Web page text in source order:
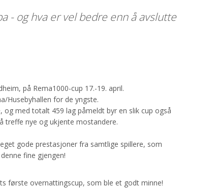
- og hva er vel bedre enn å avslutte
på Rema1000-cup 17.-19. april.
Husebyhallen for de yngste.
med totalt 459 lag påmeldt byr en slik cup også
treffe nye og ukjente mostandere.
gode prestasjoner fra samtlige spillere, som
fine gjengen!
første overnattingscup, som ble et godt minne!